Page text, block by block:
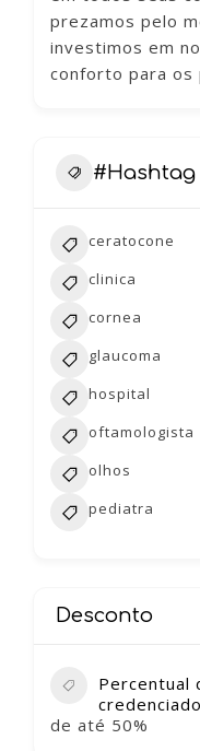
prezamos pelo
investimos em
conforto para os
#Hashtag
ceratocone
clinica
cornea
glaucoma
hospital
oftamologista
olhos
pediatra
Desconto
Percentual
de até 50%